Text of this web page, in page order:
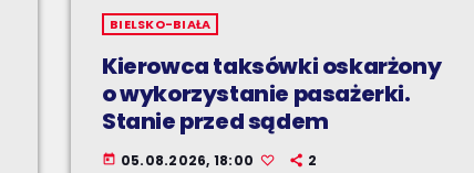
BIELSKO-BIAŁA
Kierowca taksówki oskarżony
o wykorzystanie pasażerki.
Stanie przed sądem
today 05.08.2026, 18:00 2